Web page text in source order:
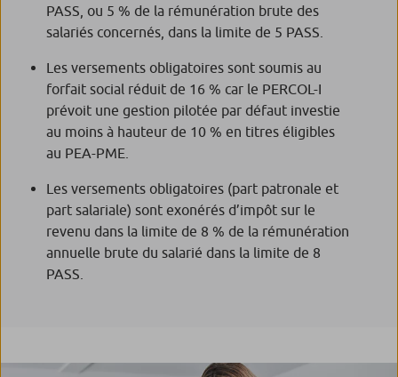
PASS, ou 5 % de la rémunération brute des
salariés concernés, dans la limite de 5 PASS.
Les versements obligatoires sont soumis au
forfait social réduit de 16 % car le PERCOL-I
prévoit une gestion pilotée par défaut investie
au moins à hauteur de 10 % en titres éligibles
au PEA-PME.
Les versements obligatoires (part patronale et
part salariale) sont exonérés d’impôt sur le
revenu dans la limite de 8 % de la rémunération
annuelle brute du salarié dans la limite de 8
PASS.